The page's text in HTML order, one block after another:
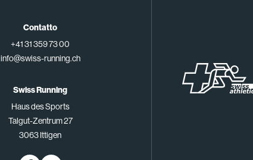
Contatto
+41 31 359 73 00
info@swiss-running.ch
Swiss Running
Haus des Sports
Talgut-Zentrum 27
3063 Ittigen